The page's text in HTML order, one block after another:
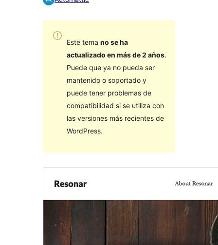
Este tema no se ha
actualizado en más de 2 años.
Puede que ya no pueda ser
mantenido o soportado y
puede tener problemas de
compatibilidad si se utiliza con
las versiones más recientes de
WordPress.